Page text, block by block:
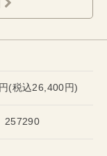
(税込26,400円)
257290